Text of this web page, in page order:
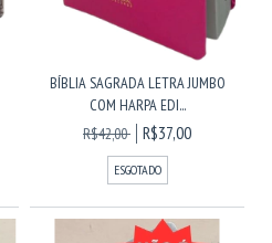
BÍBLIA SAGRADA LETRA JUMBO
COM HARPA EDI...
R$42,00
R$37,00
ESGOTADO